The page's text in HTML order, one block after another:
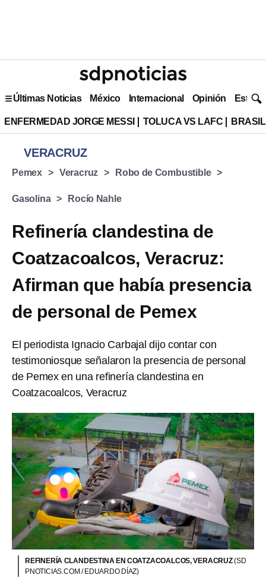
Últimas Noticias México Internacional Opinión Estilo
ENFERMEDAD JORGE MESSI TOLUCA VS LAFC
VERACRUZ
Pemex Veracruz Robo de Combustible
Gasolina Rocío Nahle
Refinería clandestina de
Coatzacoalcos, Veracruz:
Afirman que había presencia
de personal de Pemex
El periodista Ignacio Carbajal dijo contar con
testimoniosque señalaron la presencia de personal
de Pemex en una refinería clandestina en
Coatzacoalcos, Veracruz
REFINERÍA CLANDESTINA EN COATZACOALCOS, VERACRUZ(SD
PNOTICIAS.COM / EDUARDO DÍAZ)